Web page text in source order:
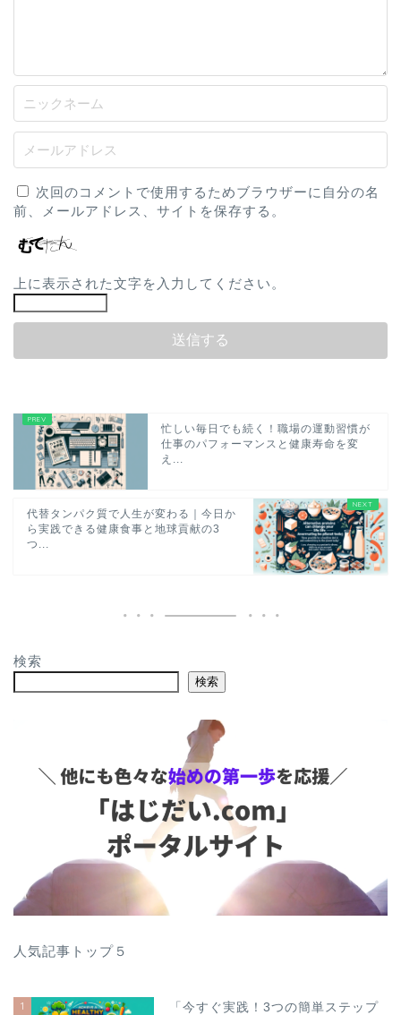
次回のコメントで使用するためブラウザーに自分の名
前、メールアドレス、サイトを保存する。
上に表示された文字を入力してください。
忙しい毎日でも続く！職場の運動習慣が
仕事のパフォーマンスと健康寿命を変
え...
代替タンパク質で人生が変わる｜今日か
ら実践できる健康食事と地球貢献の3
つ...
検索
検索
人気記事トップ５
1
「今すぐ実践！3つの簡単ステップ